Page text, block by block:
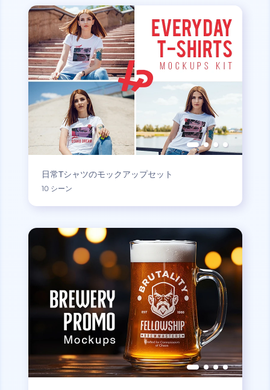
日常Tシャツのモックアップセット
10 シーン